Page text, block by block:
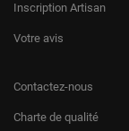
Inscription Artisan
Votre avis
Contactez-nous
Charte de qualité